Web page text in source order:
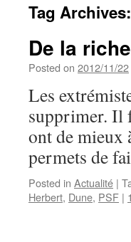
Tag
De la
Posted on 2012/11/22
Les
supprimer. Il
ont de
permets de
Posted in Actualité |
Herbert, Dune, PSF |